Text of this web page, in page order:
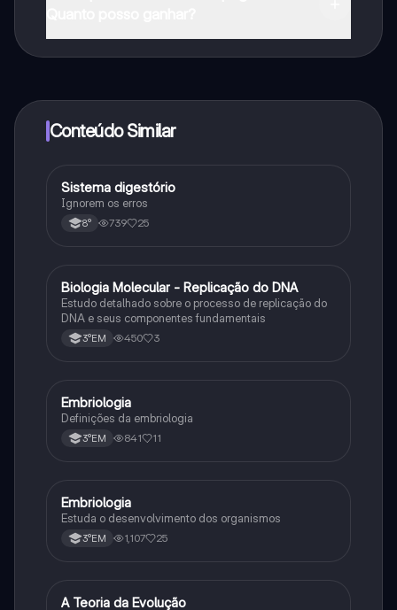
Conteúdo Similar
Ciência
Sistema digestório
Ignorem os erros
8° 739 25
Ciência
Biologia Molecular - Replicação do DNA
Estudo detalhado sobre o processo de replicação do
DNA e seus componentes fundamentais
3°EM 450 3
Biologia
Embriologia
Definições da embriologia
3°EM 841 11
Biologia
Embriologia
Estuda o desenvolvimento dos organismos
3°EM 1,107 25
Biologia
A Teoria da Evolução